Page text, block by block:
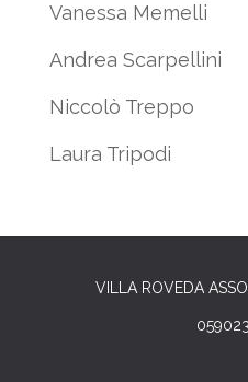
Vanessa Memelli
Andrea Scarpellini
Niccolò Treppo
Laura Tripodi
VILLA ROVEDA